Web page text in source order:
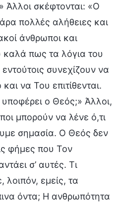
Άλλοι σκέφτονται: «Ο
πολλές αλήθειες και
άνθρωποι και
καλά πως τα λόγια του
συνεχίζουν να
να Του επιτίθενται.
ο Θεός;» Άλλοι,
μπορούν να λένε ό,τι
σημασία. Ο Θεός δεν
φήμες που Τον
σ’ αυτές. Τι
εμείς, τα
όντα; Η ανθρωπότητα